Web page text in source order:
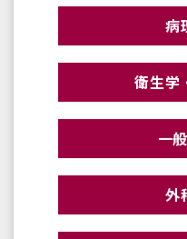
病
衛生学
一
外